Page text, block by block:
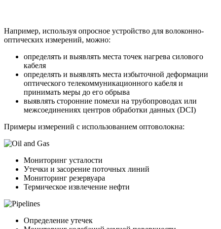
Например, используя опросное устройство для волоконно-
оптических измерений, можно:
определять и выявлять места точек нагрева силового
кабеля
определять и выявлять места избыточной деформации
оптического телекоммуникационного кабеля и
принимать меры до его обрыва
выявлять сторонние помехи на трубопроводах или
межсоединениях центров обработки данных (DCI)
Примеры измерений с использованием оптоволокна:
Мониторинг усталости
Утечки и засорение поточных линий
Мониторинг резервуара
Термическое извлечение нефти
Определение утечек